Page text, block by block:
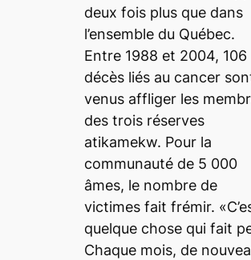
deux fois plus que dans
l’ensemble du Québec.
Entre 1988 et 2004, 106
décès liés au cancer
venus affliger les
des trois réserves
atikamekw. Pour la
communauté de 5 000
âmes, le nombre de
victimes fait frémir.
quelque chose qui fait
Chaque mois, de